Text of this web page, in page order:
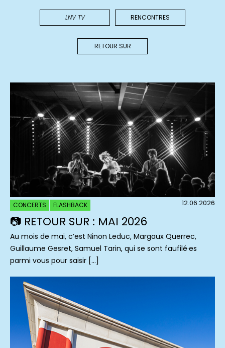
LNV TV RENCONTRES
RETOUR SUR
CONCERTS FLASHBACK 12.06.2026
📷 RETOUR SUR : MAI 2026
Au mois de mai, c’est Ninon Leduc, Margaux Querrec,
Guillaume Gesret, Samuel Tarin, qui se sont faufilé·es
parmi vous pour saisir […]